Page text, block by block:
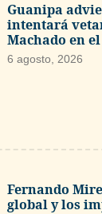
Guanipa
intentará
Machado en
6 agosto, 2026
Fernando
global y los